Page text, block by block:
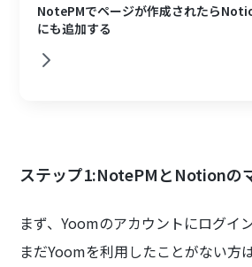
NotePMでページが作成されたら
にも追加する
ステップ1:NotePMとNotionの
まず、Yoomのアカウントにログイン
まだYoomを利用したことがない方